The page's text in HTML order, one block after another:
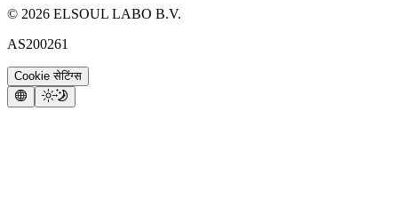
© 2026 ELSOUL LABO B.V.
AS200261
Cookie सेटिंग्स